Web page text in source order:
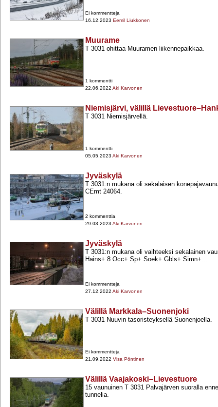
Ei kommentteja
16.12.2023 Eemil Liukkonen
Muurame
T 3031 ohittaa Muuramen liikennepaikkaa.
1 kommentti
22.06.2022 Aki Karvonen
Niemisjärvi, välillä
T 3031 Niemisjärvellä.
1 kommentti
05.05.2023 Aki Karvonen
Jyväskylä
T 3031:n mukana oli sekalaisen
CEmt 24064.
2 kommenttia
29.03.2023 Aki Karvonen
Jyväskylä
T 3031:n mukana oli vaihteeksi sekalainen
Hains+​ 8 Occ+​ Sp+​ Soek+​ Gbls+​ Simn+​...
Ei kommentteja
27.12.2022 Aki Karvonen
Välillä Markkala–Suonenjoki
T 3031 Nuuvin tasoristeyksellä Suonenjoella.
Ei kommentteja
21.09.2022 Visa Pöntinen
Välillä Vaajakoski–Lievestuore
15 vaunuinen T 3031 Palvajärven suoralla
tunnelia.